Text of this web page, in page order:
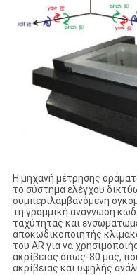
Η μηχανή μέτρησης
το σύστημα ελέγχου
συμπεριλαμβανόμενη
τη γραμμική ανάγνωση
ταχύτητας και
αποκωδικοποιητής
του AR για να
ακρίβειας όπως-80 μας,
ακρίβειας και υψηλής